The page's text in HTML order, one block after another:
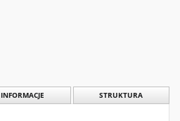
INFORMACJE STRUKTURA